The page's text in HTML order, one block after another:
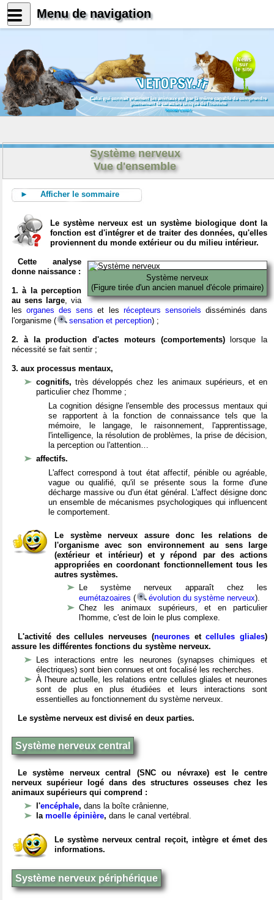
News
sur
le site
Celui qui connait vraiment les animaux est par là même capable de comprendre
pleinement le caractère unique de l'homme
Konrad Lorenz
Système nerveux
Vue d'ensemble
► Afficher le sommaire
Le système nerveux est un système biologique dont la
fonction est d'intégrer et de traiter des données, qu'elles
proviennent du monde extérieur ou du milieu intérieur.
Système nerveux
(Figure tirée d'un ancien manuel d'école primaire)
Cette analyse
donne naissance :
1. à la perception
au sens large, via
lesorganes des sens et les récepteurs sensoriels disséminés dans
l'organisme (
sensation et perception) ;
2. à la production d'actes moteurs (comportements)lorsque la
nécessité se fait sentir ;
3. aux processus mentaux,
cognitifs,très développés chez les animaux supérieurs, et en
particulier chez l'homme ;
La cognition désigne l'ensemble des processus mentaux qui
se rapportent à la fonction de connaissance tels que la
mémoire, le langage, le raisonnement, l'apprentissage,
l'intelligence, la résolution de problèmes, la prise de décision,
la perception ou l'attention…
affectifs.
L'affect correspond à tout état affectif, pénible ou agréable,
vague ou qualifié, qu'il se présente sous la forme d'une
décharge massive ou d'un état général. L'affect désigne donc
un ensemble de mécanismes psychologiques qui influencent
le comportement.
Le système nerveux assure donc les relations de
l'organisme avec son environnement au sens large
(extérieur et intérieur) et y répond par des actions
appropriées en coordonant fonctionnellement tous les
autres systèmes.
Le système nerveux apparaît chez les
eumétazoaires ( évolution du système nerveux).
Chez les animaux supérieurs, et en particulier
l'homme, c'est de loin le plus complexe.
L'activité des cellules nerveuses (neuronesetcellules gliales)
assure les différentes fonctions du système nerveux.
Les interactions entre les neurones (synapses chimiques et
électriques) sont bien connues et ont focalisé les recherches.
À l'heure actuelle, les relations entre cellules gliales et neurones
sont de plus en plus étudiées et leurs interactions sont
essentielles au fonctionnement du système nerveux.
Le système nerveux est divisé en deux parties.
Système nerveux central
Le système nerveux central (SNC ou névraxe) est le centre
nerveux supérieur logé dans des structures osseuses chez les
animaux supérieurs qui comprend :
l'encéphale, dans la boîte crânienne,
la moelle épinière, dans le canal vertébral.
Le système nerveux central reçoit, intègre et émet des
informations.
Système nerveux périphérique
Menu de navigation